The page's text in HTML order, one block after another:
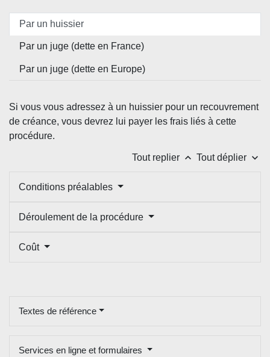
Par un huissier
Par un juge (dette en France)
Par un juge (dette en Europe)
Si vous vous adressez à un huissier pour un recouvrement
de créance, vous devrez lui payer les frais liés à cette
procédure.
Tout replier keyboard_arrow_up Tout déplier keyboard_arrow_down
Conditions préalables
Déroulement de la procédure
Coût
Textes de référence
Services en ligne et formulaires